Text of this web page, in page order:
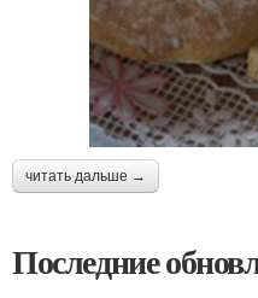
читать дальше →
Последние